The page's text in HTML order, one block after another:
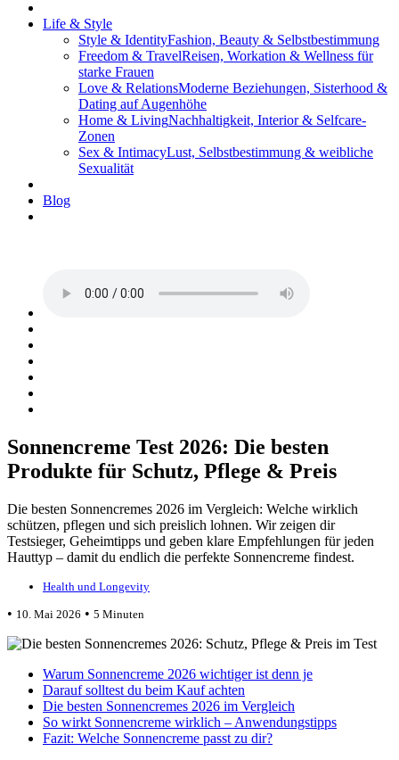
Life & Style
Style & IdentityFashion, Beauty & Selbstbestimmung
Freedom & TravelReisen, Workation & Wellness für
starke Frauen
Love & RelationsModerne Beziehungen, Sisterhood &
Dating auf Augenhöhe
Home & LivingNachhaltigkeit, Interior & Selfcare-
Zonen
Sex & IntimacyLust, Selbstbestimmung & weibliche
Sexualität
Blog
Sonnencreme Test 2026: Die besten
Produkte für Schutz, Pflege & Preis
Die besten Sonnencremes 2026 im Vergleich: Welche wirklich
schützen, pflegen und sich preislich lohnen. Wir zeigen dir
Testsieger, Geheimtipps und geben klare Empfehlungen für jeden
Hauttyp – damit du endlich die perfekte Sonnencreme findest.
Health und Longevity
• 10. Mai 2026 • 5 Minuten
Warum Sonnencreme 2026 wichtiger ist denn je
Darauf solltest du beim Kauf achten
Die besten Sonnencremes 2026 im Vergleich
So wirkt Sonnencreme wirklich – Anwendungstipps
Fazit: Welche Sonnencreme passt zu dir?